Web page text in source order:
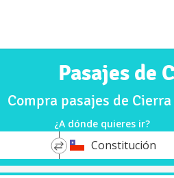
Pasajes de
Compra pasajes de
¿A dónde quieres ir?
*
DestinoConstitución